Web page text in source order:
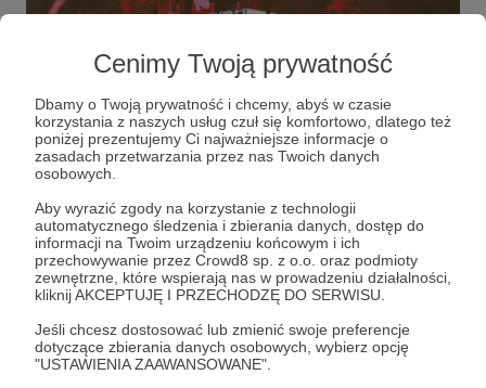
Cenimy Twoją prywatność
Dbamy o Twoją prywatność i chcemy, abyś w czasie
korzystania z naszych usług czuł się komfortowo, dlatego też
poniżej prezentujemy Ci najważniejsze informacje o
zasadach przetwarzania przez nas Twoich danych
osobowych.
Aby wyrazić zgody na korzystanie z technologii
automatycznego śledzenia i zbierania danych, dostęp do
informacji na Twoim urządzeniu końcowym i ich
przechowywanie przez Crowd8 sp. z o.o. oraz podmioty
zewnętrzne, które wspierają nas w prowadzeniu działalności,
kliknij AKCEPTUJĘ I PRZECHODZĘ DO SERWISU.
Jeśli chcesz dostosować lub zmienić swoje preferencje
dotyczące zbierania danych osobowych, wybierz opcję
"USTAWIENIA ZAAWANSOWANE".
Kino to dla nas coś więcej niż rozrywka. To
rozmowy, emocje i spotkania, które zostają w
pamięci.
Raz w miesiącu w Warszawie spotykamy się w
naszej sali kinowej, żeby oglądać filmy i
rozmawiać z wyjątkowymi gośćmi: aktorami,
reżyserami, krytykami, artystami.
Nasze pokazy są zawszebezpłatne i otwarte dla
wszystkich,bo wierzymy, że kino powinno łączyć
ludzi – niezależnie od portfela.